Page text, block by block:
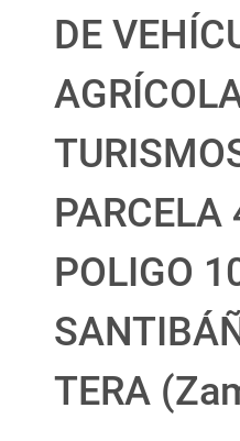
DE
PARCELA
POLIGO
TERA